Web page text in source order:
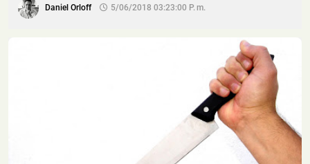
Daniel Orloff 5/06/2018 03:23:00 P. M.